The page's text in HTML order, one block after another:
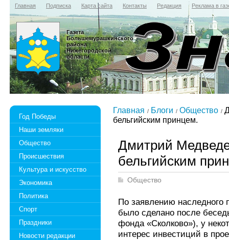
Главная Подписка Карта сайта Контакты Редакция Реклама в
Газета
Большемурашкинского
района
Нижегородской
области
Год Победы
Наши земляки
Общество
Происшествия
Культура и искусство
Экономика
Политика
Спорт
Праздники
Новости редакции
Главная Блоги Общество
бельгийским принцем.
Дмитрий
бельгийским
Общество
По заявлению наследного
было сделано после
фонда «Сколково»), у
интерес инвестиций в